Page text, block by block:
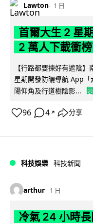
Lawton 1 日
首爾大生 2 星
2 萬人下載衝
【行路都要揀好有遮陰
星期開發防曬導航 App
陽仰角及行道樹陰影...
96 4 ↗ 分享
科技娛樂 科技新聞
arthur 1 日
冷氣 24 小時